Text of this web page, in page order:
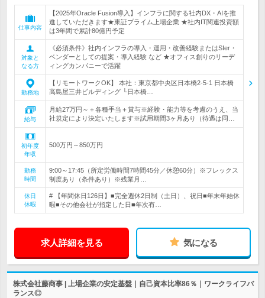
仕事内容
【2025年Oracle Fusion導入】インフラに関する社内DX・AIを推
進していただきます★東証プライム上場企業 ★社内IT関連投資額
は3年間で累計80億円予定
対象と
なる方
《必須条件》社内インフラの導入・運用・改善経験またはSIer・
ベンダーとしての提案・導入経験 など ★オフィス創りのリーデ
ィングカンパニーで活躍
勤務地
【リモートワークOK】 本社：東京都中央区日本橋2-5-1 日本橋
高島屋三井ビルディング └日本橋…
給与
月給27万円～＋各種手当＋賞与※経験・能力等を考慮のうえ、当
社規定により決定いたします※試用期間3ヶ月あり（待遇は同…
初年度
年収
500万円～850万円
勤務
時間
9:00～17:45（所定労働時間7時間45分／休憩60分）※フレックス
制度あり（条件あり）※残業月…
休日
休暇
# 【年間休日126日】■完全週休2日制（土日）、祝日■年末年始休
暇■その他会社が指定した日■年次有…
求人詳細を見る 気になる
株式会社藤商事 | 上場企業の安定基盤｜自己資本比率86％｜ワークライフバ
ランス◎